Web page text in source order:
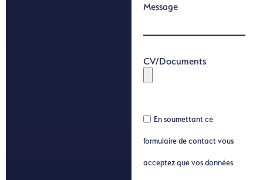
Message
CV/Documents
En soumettant ce
formulaire de contact vous
acceptez que vos données